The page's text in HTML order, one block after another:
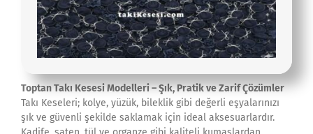
Toptan Takı Kesesi Modelleri – Şık, Pratik ve Zarif Çözümler
Takı Keseleri; kolye, yüzük, bileklik gibi değerli eşyalarınızı
şık ve güvenli şekilde saklamak için ideal aksesuarlardır.